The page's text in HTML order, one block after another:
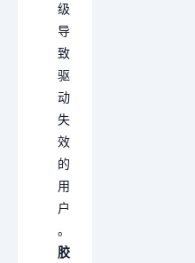
级
导
致
驱
动
失
效
的
用
户
。
胶